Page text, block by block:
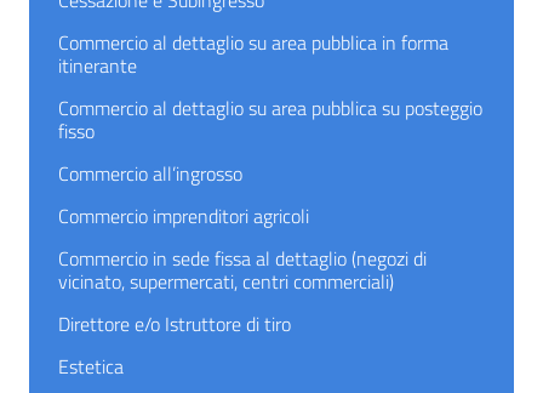
Commercio al dettaglio su area pubblica in forma
itinerante
Commercio al dettaglio su area pubblica su posteggio
fisso
Commercio all’ingrosso
Commercio imprenditori agricoli
Commercio in sede fissa al dettaglio (negozi di
vicinato, supermercati, centri commerciali)
Direttore e/o Istruttore di tiro
Estetica